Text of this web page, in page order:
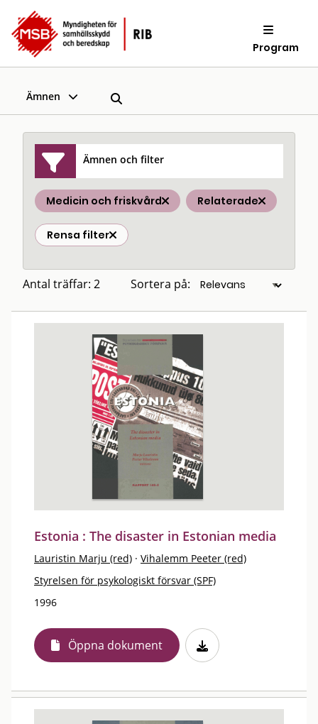
Program
Ämnen
Ämnen och filter
Medicin och friskvård Relaterade
Rensa filter
Antal träffar: 2 Sortera på:
Estonia : The disaster in Estonian media
Lauristin Marju (red) · Vihalemm Peeter (red)
Styrelsen för psykologiskt försvar (SPF)
1996
Öppna dokument